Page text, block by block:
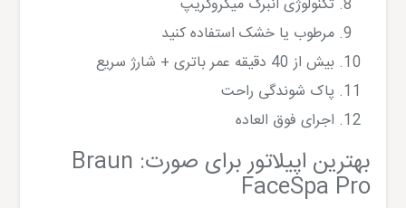
تکنولوژی انبرک میکروگریپ
مرطوب یا خشک استفاده کنید
بیش از 40 دقیقه عمر باتری + شارژ سریع
پاک شوندگی راحت
اجرای فوق العاده
بهترین اپیلاتور برای صورت: Braun
FaceSpa Pro